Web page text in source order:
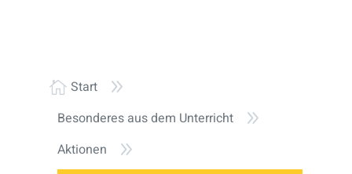
 Start 9
Besonderes aus dem Unterricht 9
Aktionen 9